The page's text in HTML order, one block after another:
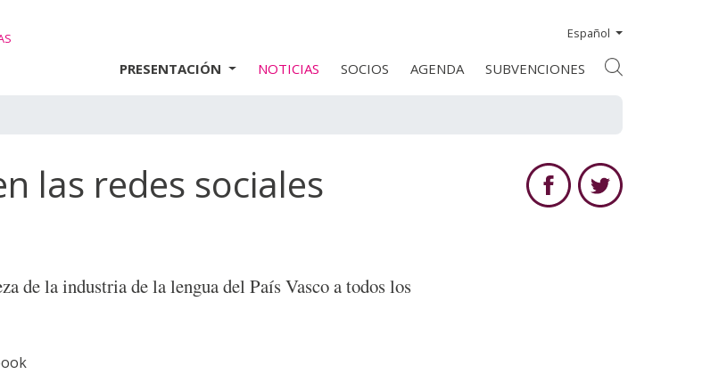
Español
PRESENTACIÓN NOTICIAS SOCIOS AGENDA SUBVENCIONES
las redes sociales
de la industria de la lengua del País Vasco a todos los